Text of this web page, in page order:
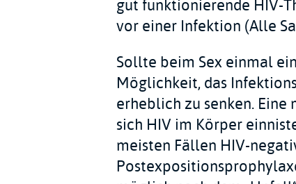
gut funktionierende HIV-
vor einer Infektion (Alle
Sollte beim Sex einmal
Möglichkeit, das
erheblich zu senken.
sich HIV im Körper
meisten Fällen HIV-